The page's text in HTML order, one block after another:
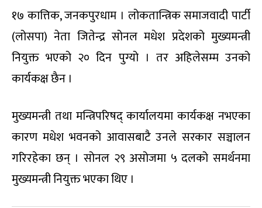
१७ कात्तिक, जनकपुरधाम । लोकतान्त्रिक समाजवादी पार्टी
(लोसपा) नेता जितेन्द्र सोनल मधेश प्रदेशको मुख्यमन्त्री
नियुक्त भएको २० दिन पुग्यो । तर अहिलेसम्म उनको
कार्यकक्ष छैन ।
मुख्यमन्त्री तथा मन्त्रिपरिषद् कार्यालयमा कार्यकक्ष नभएका
कारण मधेश भवनको आवासबाटै उनले सरकार सञ्चालन
गरिरहेका छन् । सोनल २९ असोजमा ५ दलको समर्थनमा
मुख्यमन्त्री नियुक्त भएका थिए ।